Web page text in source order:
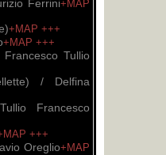
Ferrini+MAP
+MAP +++
+MAP +++
Tullio
/ Delfina
Francesco
+++
Oreglio+MAP